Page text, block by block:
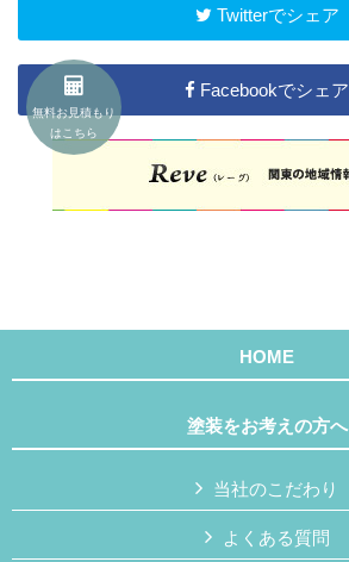
Twitterでシェア
Facebookでシェア
HOME
塗装をお考えの方へ
当社のこだわり
よくある質問
無料お見積もり
はこちら